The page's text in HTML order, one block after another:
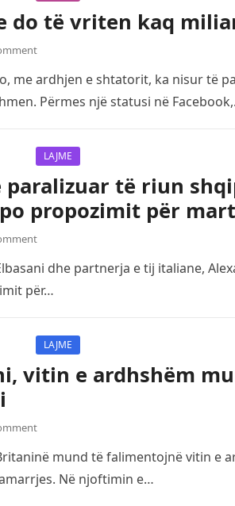
do të vriten kaq
me ardhjen e shtatorit, ka nisur të
Përmes një statusi në
LAJME
paralizuar të riun
propozimit për
dhe partnerja e tij italiane,
për…
LAJME
vitin e ardhshëm
mund të falimentojnë vitin e
Në njoftimin e…